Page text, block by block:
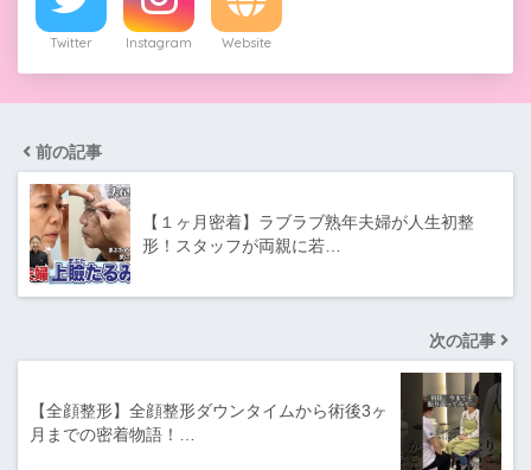
Twitter Instagram Website
前の記事
【１ヶ月密着】ラブラブ熟年夫婦が人生初整
形！スタッフが両親に若…
次の記事
【全顔整形】全顔整形ダウンタイムから術後3ヶ
月までの密着物語！…